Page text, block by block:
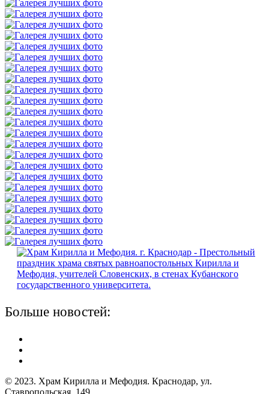
Больше новостей:
© 2023. Храм Кирилла и Мефодия. Краснодар, ул.
Ставропольская, 149